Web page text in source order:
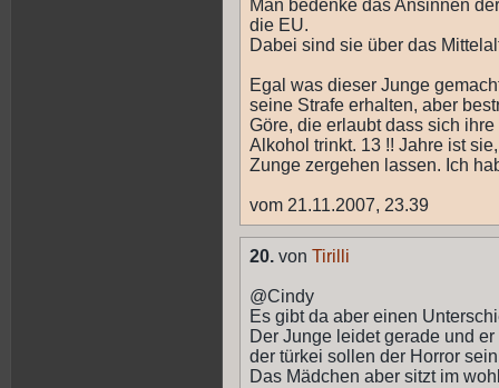
Man bedenke das Ansinnen
die EU.
Dabei sind sie über das
Egal was dieser Junge
seine Strafe erhalten, aber
Göre, die erlaubt dass sich
Alkohol trinkt. 13 !! Jahre ist
Zunge zergehen lassen. Ich
vom 21.11.2007, 23.39
20. von Tirilli
@Cindy
Es gibt da aber einen
Der Junge leidet gerade und
der türkei sollen der Horror
Das Mädchen aber sitzt im